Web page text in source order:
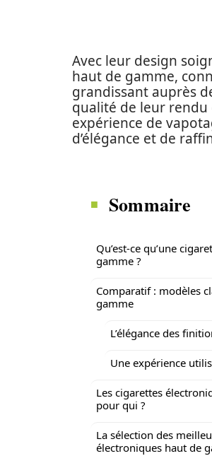
Avec leur design
haut de gamme,
grandissant auprès
qualité de leur
expérience de
d’élégance et de
Sommaire
Qu’est-ce qu’une
gamme ?
Comparatif : modèles
gamme
L’élégance des
Une expérience
Les cigarettes
pour qui ?
La sélection des
électroniques haut de